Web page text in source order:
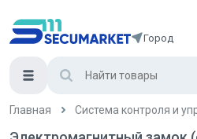
Город
Главная Система контроля и